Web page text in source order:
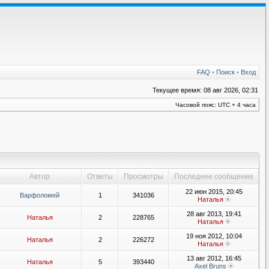
FAQ • Поиск • Вход
Текущее время: 08 авг 2026, 02:31
Часовой пояс: UTC + 4 часа
Автор Ответы Просмотры Последнее сообщение
Варфоломей 1 341036
22 июн 2015, 20:45
Наталья
Наталья 2 228765
28 авг 2013, 19:41
Наталья
Наталья 2 226272
19 ноя 2012, 10:04
Наталья
Наталья 5 393440
13 авг 2012, 16:45
Axel Bruns